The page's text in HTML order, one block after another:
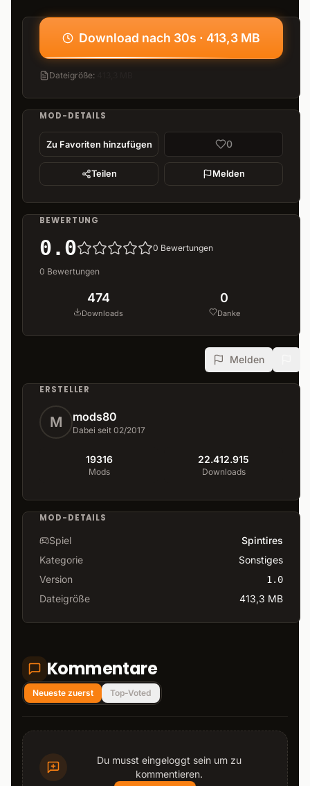
Download nach 30s · 413,3 MB
Dateigröße:
MOD-DETAILS
Zu Favoriten hinzufügen 0
Teilen Melden
BEWERTUNG
0.0 0 Bewertungen
0 Bewertungen
474
Downloads
0
Danke
Melden
ERSTELLER
M mods80
Dabei seit 02/2017
19316
Mods
22.412.915
Downloads
MOD-DETAILS
Spiel
Spintires
Kategorie
Sonstiges
Version
1.0
Dateigröße 413,3 MB
Kommentare
Neueste zuerst Top-Voted
Du musst eingeloggt sein um zu
kommentieren.